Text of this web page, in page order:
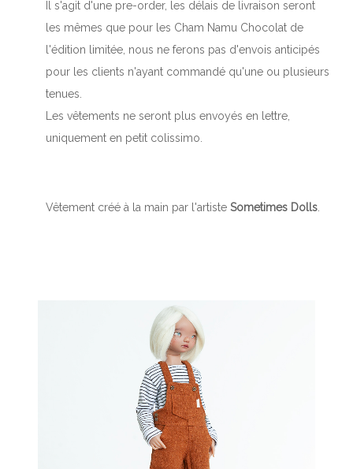
Il s'agit d'une pre-order, les délais de livraison seront
les mêmes que pour les Cham Namu Chocolat de
l'édition limitée, nous ne ferons pas d'envois anticipés
pour les clients n'ayant commandé qu'une ou plusieurs
tenues.
Les vêtements ne seront plus envoyés en lettre,
uniquement en petit colissimo.
Vêtement créé à la main par l'artiste Sometimes Dolls